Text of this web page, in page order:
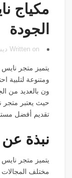
مكياج
الجودة
Written on ديسمبر 8, 2023 in
يتميز متجر نايس
ومتنوعة لتلبية
ون بالعديد من
حيث يعتبر متجر
تقديم أفضل
نبذة
يتميز متجر
مختلف المجالات